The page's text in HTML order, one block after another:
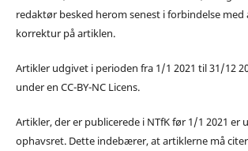
redaktør besked herom senest i forbindelse
korrektur på artiklen.
Artikler udgivet i perioden fra 1/1 2021 til 31/12
under en CC-BY-NC Licens.
Artikler, der er publicerede i NTfK før 1/1 2021 er
ophavsret. Dette indebærer, at artiklerne må